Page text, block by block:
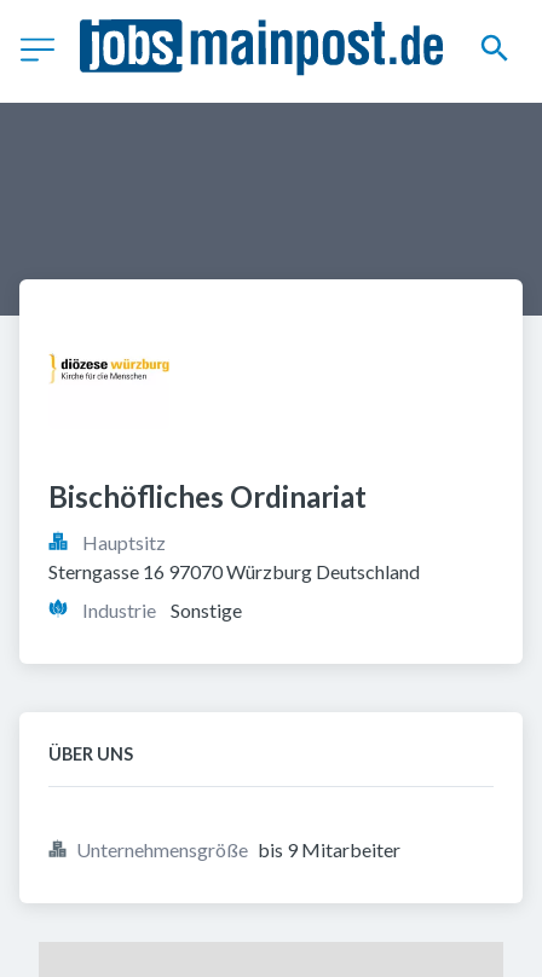
Bischöfliches Ordinariat
Hauptsitz
Sterngasse 16 97070 Würzburg Deutschland
Industrie
Sonstige
ÜBER UNS
Unternehmensgröße bis 9 Mitarbeiter